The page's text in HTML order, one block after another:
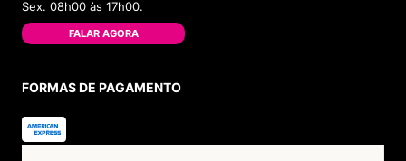
Sex. 08h00 às 17h00.
FALAR AGORA
FORMAS DE PAGAMENTO